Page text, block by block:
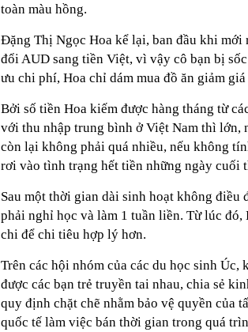
toàn màu hồng.
Đặng Thị Ngọc Hoa kể lại, ban đầu khi
đổi AUD sang tiền Việt, vì vậy cô bạn bị
ưu chi phí, Hoa chỉ dám mua đồ ăn giảm
Bởi số tiền Hoa kiếm được hàng tháng từ
với thu nhập trung bình ở Việt Nam thì lớn,
còn lại không phải quá nhiều, nếu không
rơi vào tình trạng hết tiền những ngày cuối
Sau một thời gian dài sinh hoạt không điều
phải nghỉ học và làm 1 tuần liền. Từ lúc
chi để chi tiêu hợp lý hơn.
Trên các hội nhóm của các du học sinh
được các bạn trẻ truyền tai nhau, chia sẻ
quy định chặt chẽ nhằm bảo vệ quyền của
quốc tế làm việc bán thời gian trong quá